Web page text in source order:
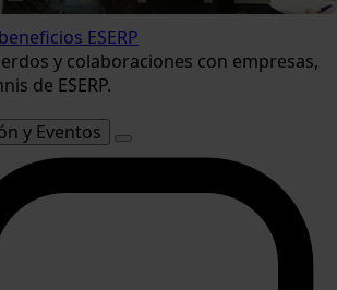
ESERP
y colaboraciones con empresas,
de ESERP.
y Eventos